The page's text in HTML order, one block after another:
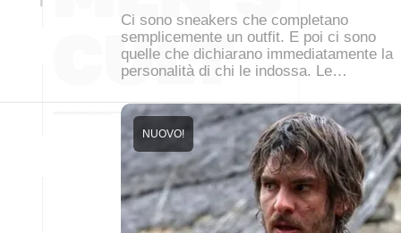
Ci sono sneakers che completano
semplicemente un outfit. E poi ci sono
quelle che dichiarano immediatamente la
personalità di chi le indossa. Le…
NUOVO!